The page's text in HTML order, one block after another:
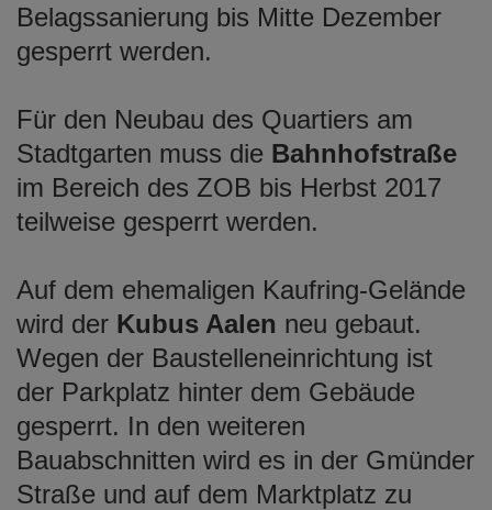
Belagssanierung bis Mitte Dezember
gesperrt werden.
Für den Neubau des Quartiers am
Stadtgarten muss die Bahnhofstraße
im Bereich des ZOB bis Herbst 2017
teilweise gesperrt werden.
Auf dem ehemaligen Kaufring-Gelände
wird der Kubus Aalen neu gebaut.
Wegen der Baustelleneinrichtung ist
der Parkplatz hinter dem Gebäude
gesperrt. In den weiteren
Bauabschnitten wird es in der Gmünder
Straße und auf dem Marktplatz zu